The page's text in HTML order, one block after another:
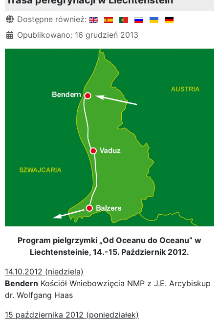
Szczegóły
Dostępne również:
Opublikowano: 16 grudzień 2013
Program pielgrzymki „Od Oceanu do Oceanu” w
Liechtensteinie, 14.-15. Październik 2012.
14.10.2012 (niedziela)
Bendern Kościół Wniebowzięcia NMP z J.E. Arcybiskup
dr. Wolfgang Haas
15 października 2012 (poniedziałek)